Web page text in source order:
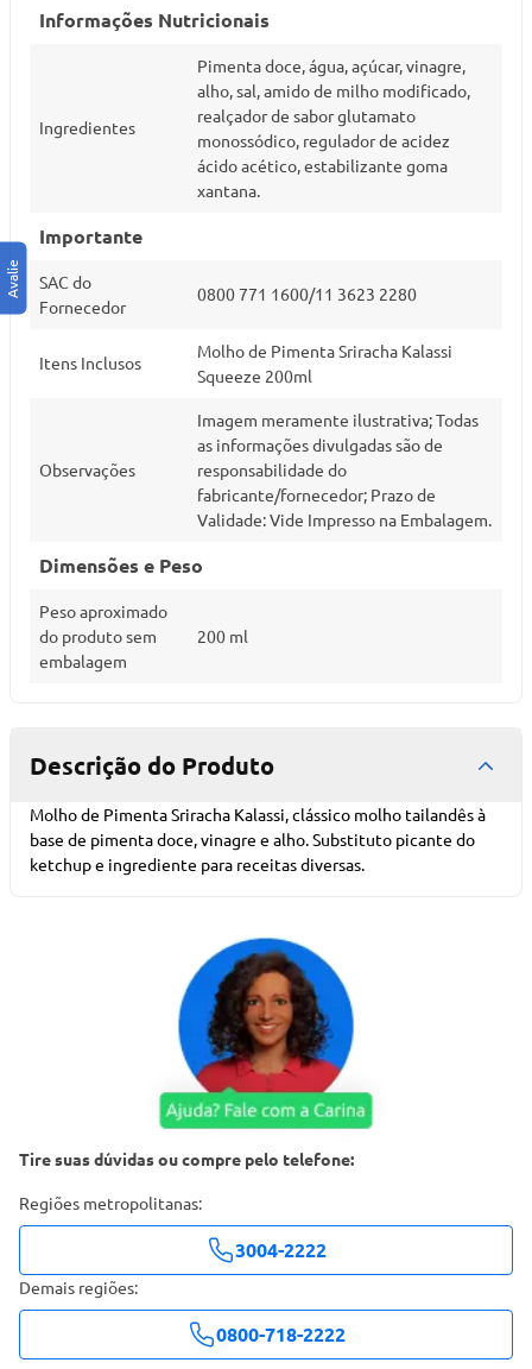
Informações Nutricionais
Ingredientes
Pimenta doce, água, açúcar, vinagre,
alho, sal, amido de milho modificado,
realçador de sabor glutamato
monossódico, regulador de acidez
ácido acético, estabilizante goma
xantana.
Importante
SAC do
Fornecedor
0800 771 1600/11 3623 2280
Itens Inclusos
Molho de Pimenta Sriracha Kalassi
Squeeze 200ml
Observações
Imagem meramente ilustrativa; Todas
as informações divulgadas são de
responsabilidade do
fabricante/fornecedor; Prazo de
Validade: Vide Impresso na Embalagem.
Dimensões e Peso
Peso aproximado
do produto sem
embalagem
200 ml
Descrição do Produto
Molho de Pimenta Sriracha Kalassi, clássico molho tailandês à
base de pimenta doce, vinagre e alho. Substituto picante do
ketchup e ingrediente para receitas diversas.
Tire suas dúvidas ou compre pelo telefone:
Regiões metropolitanas:
3004-2222
Demais regiões:
0800-718-2222